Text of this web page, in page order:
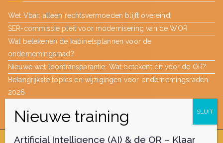
Wet Vbar: alleen rechtsvermoeden blijft overeind
SER-commissie pleit voor modernisering van de WOR
Wat betekenen de kabinetsplannen voor de
ondernemingsraad?
Nieuwe wet loontransparantie: Wat betekent dit voor de OR?
Belangrijkste topics en wijzigingen voor ondernemingsraden
2026
Artificial Intelligence (AI) & de OR – Klaar